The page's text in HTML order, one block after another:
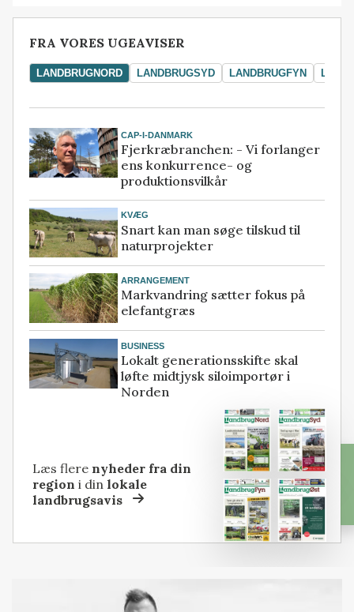
FRA VORES UGEAVISER
LANDBRUGNORD LANDBRUGSYD LANDBRUGFYN
CAP-I-DANMARK
Fjerkræbranchen: - Vi forlanger
ens konkurrence- og
produktionsvilkår
KVÆG
Snart kan man søge tilskud til
naturprojekter
ARRANGEMENT
Markvandring sætter fokus på
elefantgræs
BUSINESS
Lokalt generationsskifte skal
løfte midtjysk siloimportør i
Norden
Læs flere nyheder fra din
region i dinlokale
landbrugsavis